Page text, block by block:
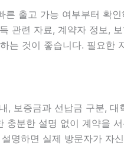
출고 가능 여부부터 확
련 자료, 계약자 정보,
는 것이 좋습니다. 필요한
증금과 선납금 구분,
분한 설명 없이 계약을
하면 실제 방문자가